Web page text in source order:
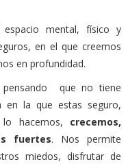
mental, físico y
en el que creemos
en profundidad.
pensando que no tiene
en la que estas seguro,
hacemos, crecemos,
fuertes. Nos permite
miedos, disfrutar de